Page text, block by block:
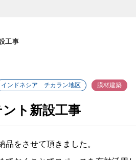
工事
インドネシア チカラン地区 膜材建築
ト新設工事
品をさせて頂きました。